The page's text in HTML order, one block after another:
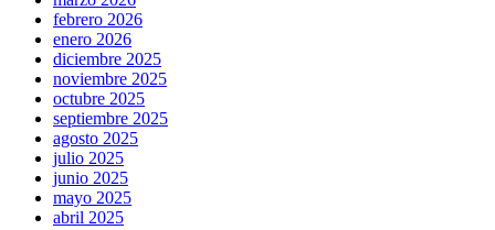
febrero 2026
enero 2026
diciembre 2025
noviembre 2025
octubre 2025
septiembre 2025
agosto 2025
julio 2025
junio 2025
mayo 2025
abril 2025